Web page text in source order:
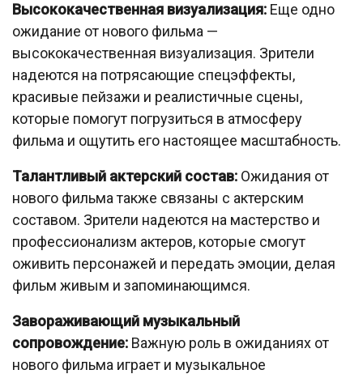
Высококачественная визуализация: Еще одно
ожидание от нового фильма —
высококачественная визуализация. Зрители
надеются на потрясающие спецэффекты,
красивые пейзажи и реалистичные сцены,
которые помогут погрузиться в атмосферу
фильма и ощутить его настоящее масштабность.
Талантливый актерский состав: Ожидания от
нового фильма также связаны с актерским
составом. Зрители надеются на мастерство и
профессионализм актеров, которые смогут
оживить персонажей и передать эмоции, делая
фильм живым и запоминающимся.
Завораживающий музыкальный
сопровождение: Важную роль в ожиданиях от
нового фильма играет и музыкальное